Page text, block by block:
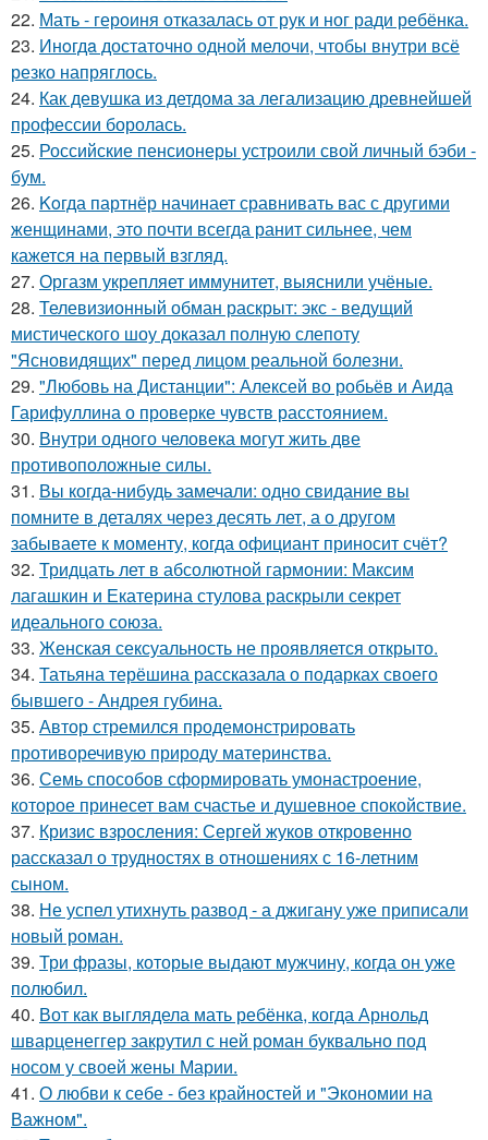
22. Мать - героиня отказалась от рук и ног ради ребёнка.
23. Инoгдa достаточно одной мелочи, чтобы внутри всё
резко напряглось.
24. Как девушка из детдома за легализацию древнейшей
профессии боролась.
25. Российские пенсионеры устроили свой личный бэби -
бум.
26. Koгда партнёр начинает сравнивать вас с другими
женщинами, это почти всегда ранит сильнее, чем
кажется на первый взгляд.
27. Оргазм укрепляет иммунитет, выяснили учёные.
28. Телевизионный обман раскрыт: экс - ведущий
мистического шоу доказал полную слепоту
"Ясновидящих" перед лицом реальной болезни.
29. "Любовь на Дистанции": Алексей во робьёв и Аида
Гарифуллина о проверке чувств расстоянием.
30. Внутри одного человека могут жить две
противоположные силы.
31. Вы когда-нибудь замечали: одно свидание вы
помните в деталях через десять лет, а о другом
забываете к моменту, когда официант приносит счёт?
32. Тридцать лет в абсолютной гармонии: Максим
лагашкин и Екатерина стулова раскрыли секрет
идеального союза.
33. Женская сексуальность не проявляется открыто.
34. Татьяна терёшина рассказала о подарках своего
бывшего - Андрея губина.
35. Автор стремился продемонстрировать
противоречивую природу материнства.
36. Семь способов сформировать умонастроение,
которое принесет вам счастье и душевное спокойствие.
37. Кризис взросления: Сергей жуков откровенно
рассказал о трудностях в отношениях с 16-летним
сыном.
38. Не успел утихнуть развод - а джигану уже приписали
новый роман.
39. Три фразы, которые выдают мужчину, когда он уже
полюбил.
40. Вот как выглядела мать ребёнка, когда Арнольд
шварценеггер закрутил с ней роман буквально под
носом у своей жены Марии.
41. О любви к себе - без крайностей и "Экономии на
Важном".